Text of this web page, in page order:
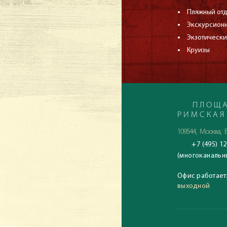
Пляжный
Круизы
РИМСКАЯ
109544, Москва,
+7 (495)
Офис работает:
выходной